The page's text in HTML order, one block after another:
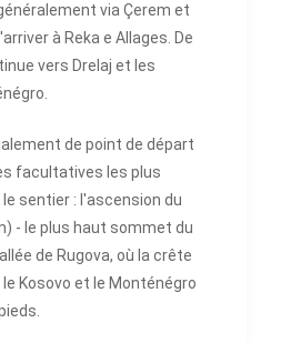
via Çerem et
à Reka e Allages. De
vers Drelaj et les
de point de départ
facultatives les plus
sentier : l'ascension du
- le plus haut sommet du
de Rugova, où la crête
Kosovo et le Monténégro